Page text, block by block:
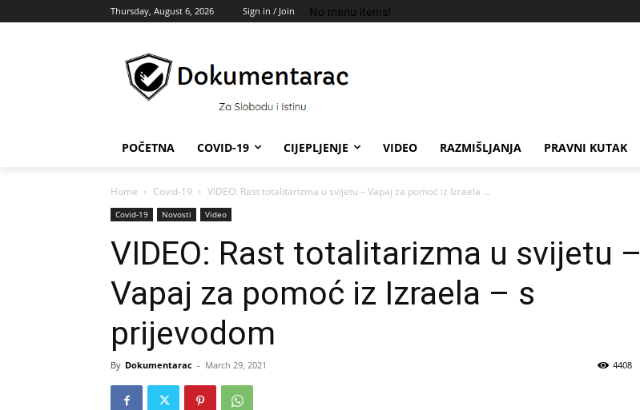
Thursday, August 6, 2026 Sign in / Join No menu items!
POČETNA COVID-19 CIJEPLJENJE VIDEO RAZMIŠLJANJA PRAVNI KUTAK
Home Covid-19 VIDEO: Rast totalitarizma u svijetu – Vapaj za pomoć iz Izraela ...
Covid-19 Novosti Video
VIDEO: Rast totalitarizma u svijetu –
Vapaj za pomoć iz Izraela – s
prijevodom
By Dokumentarac - March 29, 2021 4408